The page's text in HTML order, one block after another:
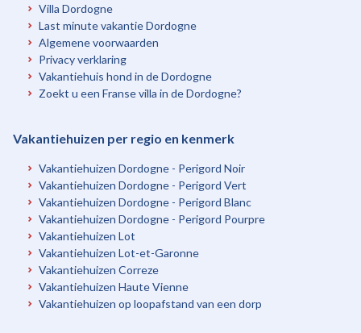
Villa Dordogne
Last minute vakantie Dordogne
Algemene voorwaarden
Privacy verklaring
Vakantiehuis hond in de Dordogne
Zoekt u een Franse villa in de Dordogne?
Vakantiehuizen per regio en kenmerk
Vakantiehuizen Dordogne - Perigord Noir
Vakantiehuizen Dordogne - Perigord Vert
Vakantiehuizen Dordogne - Perigord Blanc
Vakantiehuizen Dordogne - Perigord Pourpre
Vakantiehuizen Lot
Vakantiehuizen Lot-et-Garonne
Vakantiehuizen Correze
Vakantiehuizen Haute Vienne
Vakantiehuizen op loopafstand van een dorp